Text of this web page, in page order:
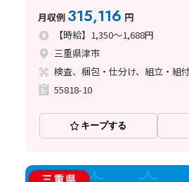
月収例 315,116 円
【時給】1,350～1,688円
三重県津市
55818-10
キープする